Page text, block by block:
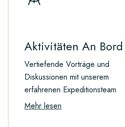
Aktivitäten An Bord
Vertiefende Vorträge und
Diskussionen mit unserem
erfahrenen Expeditionsteam
Mehr lesen